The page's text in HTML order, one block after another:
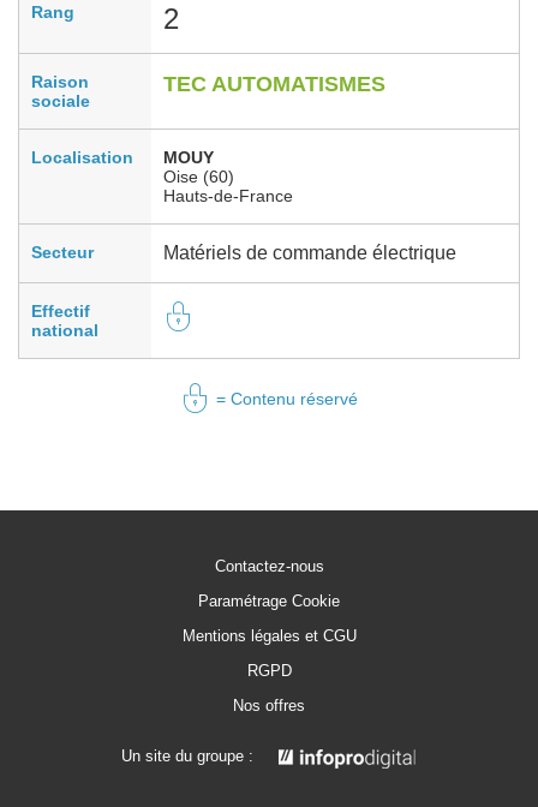
Rang 2
Raison
sociale
TEC AUTOMATISMES
Localisation
MOUY
Oise (60)
Hauts-de-France
Secteur Matériels de commande électrique
Effectif
national
= Contenu réservé
Contactez-nous
Paramétrage Cookie
Mentions légales et CGU
RGPD
Nos offres
Un site du groupe :